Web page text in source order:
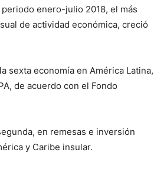
enero-julio 2018, el más
de actividad económica, creció
sexta economía en América Latina,
de acuerdo con el Fondo
en remesas e inversión
y Caribe insular.